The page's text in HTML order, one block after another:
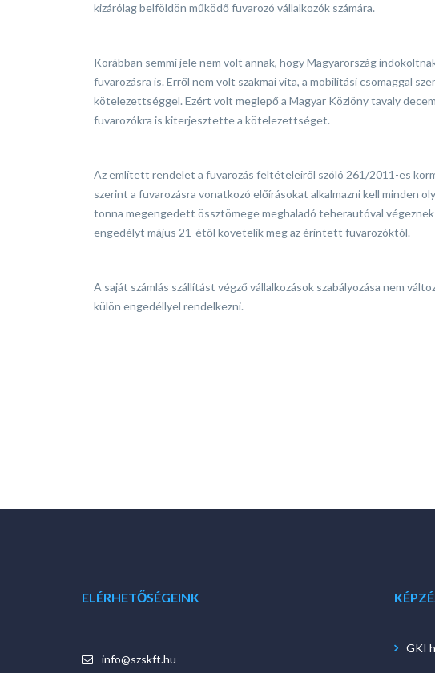
kizárólag belföldön működő fuvarozó vállalkozók számára.
Korábban semmi jele nem volt annak, hogy Magyarország
fuvarozásra is. Erről nem volt szakmai vita, a mobilitási csomaggal
kötelezettséggel. Ezért volt meglepő a Magyar Közlöny tavaly
fuvarozókra is kiterjesztette a kötelezettséget.
Az említett rendelet a fuvarozás feltételeiről szóló 261/2011-es
szerint a fuvarozásra vonatkozó előírásokat alkalmazni kell minden
tonna megengedett össztömege meghaladó teherautóval
engedélyt május 21-étől követelik meg az érintett fuvarozóktól.
A saját számlás szállítást végző vállalkozások szabályozása nem
külön engedéllyel rendelkezni.
ELÉRHETŐSÉGEINK
info@szskft.hu
GKI